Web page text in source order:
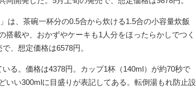
は、茶碗一杯分の0.5合から炊ける1.5合の小容量炊飯
搭載や、おかずやケーキも1人分をほったらかしでつく
、想定価格は6578円。
る。価格は4378円。カップ1杯（140ml）が約70秒で
いい300mlに目盛りが表記してある。転倒湯もれ防止設